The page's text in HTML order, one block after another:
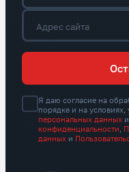
Адрес сайта
Я даю согласие на
порядке и на условиях,
персональных данных
конфиденциальности
данных и